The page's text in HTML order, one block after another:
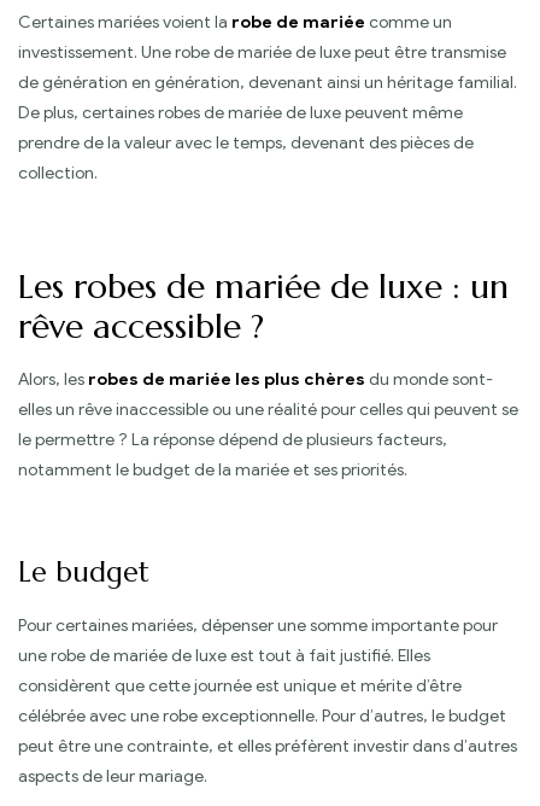
Certaines mariées voient la robe de mariée comme un
investissement. Une robe de mariée de luxe peut être transmise
de génération en génération, devenant ainsi un héritage familial.
De plus, certaines robes de mariée de luxe peuvent même
prendre de la valeur avec le temps, devenant des pièces de
collection.
Les robes de mariée de luxe : un
rêve accessible ?
Alors, les robes de mariée les plus chères du monde sont-
elles un rêve inaccessible ou une réalité pour celles qui peuvent se
le permettre ? La réponse dépend de plusieurs facteurs,
notamment le budget de la mariée et ses priorités.
Le budget
Pour certaines mariées, dépenser une somme importante pour
une robe de mariée de luxe est tout à fait justifié. Elles
considèrent que cette journée est unique et mérite d’être
célébrée avec une robe exceptionnelle. Pour d’autres, le budget
peut être une contrainte, et elles préfèrent investir dans d’autres
aspects de leur mariage.